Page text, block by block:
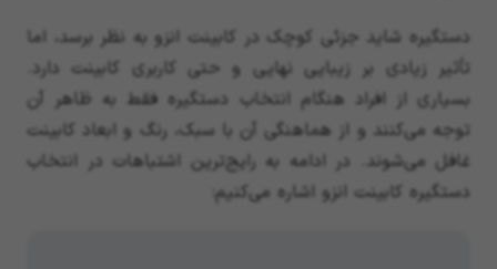
دستگیره شاید جزئی کوچک در کابینت انزو به نظر برسد، اما
تأثیر زیادی بر زیبایی نهایی و حتی کاربری کابینت دارد.
بسیاری از افراد هنگام انتخاب دستگیره فقط به ظاهر آن
توجه می‌کنند و از هماهنگی آن با سبک، رنگ و ابعاد کابینت
غافل می‌شوند. در ادامه به رایج‌ترین اشتباهات در انتخاب
دستگیره کابینت انزو اشاره می‌کنیم: